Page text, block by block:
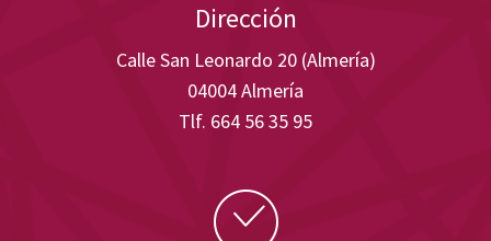
Dirección
Calle San Leonardo 20 (Almería)
04004 Almería
Tlf. 664 56 35 95